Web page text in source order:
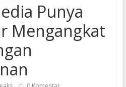
Punya
Mengangkat